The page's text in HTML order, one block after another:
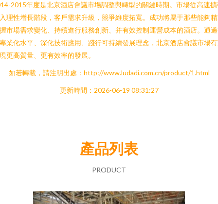
2015年度是北京酒店會議市場調整與轉型的關鍵時期。市場從高速
理性增長階段，客戶需求升級，競爭維度拓寬。成功將屬于那些能夠
市場需求變化、持續進行服務創新、并有效控制運營成本的酒店。通
業化水平、深化技術應用、踐行可持續發展理念，北京酒店會議市場
更高質量、更有效率的發展。
如若轉載，請注明出處：http://www.ludadi.com.cn/product/1.html
更新時間：2026-06-19 08:31:27
產品列表
PRODUCT